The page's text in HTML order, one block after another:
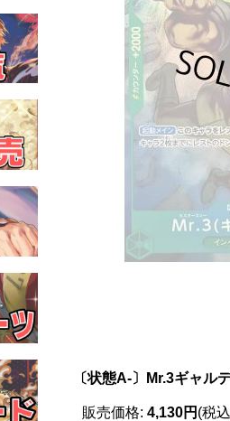
〔状態A-〕Mr.3ギャル
販売価格: 4,130円 (税